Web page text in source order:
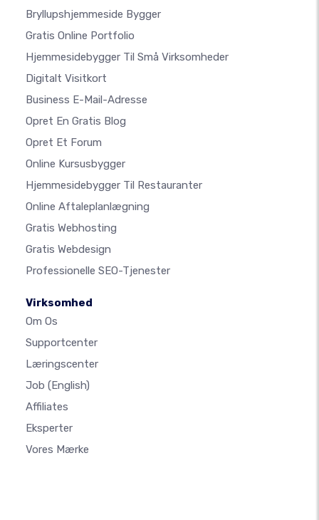
Bryllupshjemmeside Bygger
Gratis Online Portfolio
Hjemmesidebygger Til Små Virksomheder
Digitalt Visitkort
Business E-Mail-Adresse
Opret En Gratis Blog
Opret Et Forum
Online Kursusbygger
Hjemmesidebygger Til Restauranter
Online Aftaleplanlægning
Gratis Webhosting
Gratis Webdesign
Professionelle SEO-Tjenester
Virksomhed
Om Os
Supportcenter
Læringscenter
Job (English)
Affiliates
Eksperter
Vores Mærke